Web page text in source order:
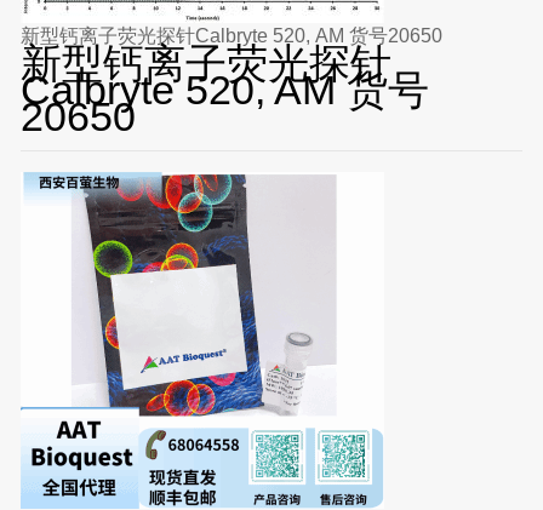
新型钙离子荧光探针Calbryte 520, AM 货号20650
新型钙离子荧光探针
Calbryte 520, AM 货号
20650